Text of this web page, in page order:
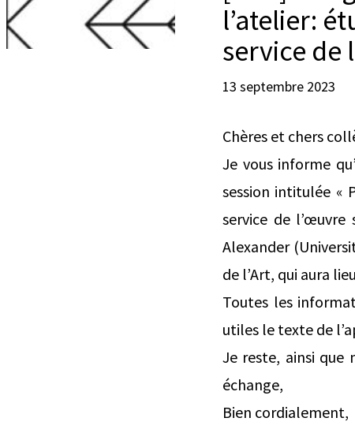
l’atelier:
service de
13 septembre 2023
Chères et chers
Je vous informe
session intitulée «
service de l’œuvre
Alexander
de l’Art, qui aura
Toutes les
utiles le texte de
Je reste, ainsi
échange,
Bien cordialement,